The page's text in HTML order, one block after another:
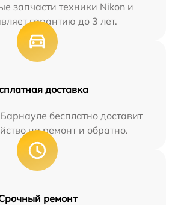
запчасти техники Nikon и
гарантию до 3 лет.
доставка
бесплатно доставит
на ремонт и обратно.
ремонт